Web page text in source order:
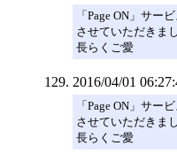
「Page ON」サー
させていただきまし
長らくご愛
2016/04/01
「Page ON」サー
させていただきまし
長らくご愛